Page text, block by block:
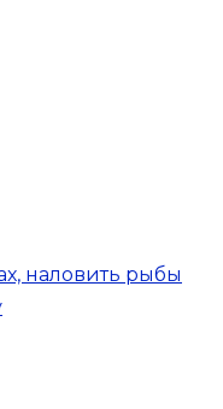
наловить рыбы